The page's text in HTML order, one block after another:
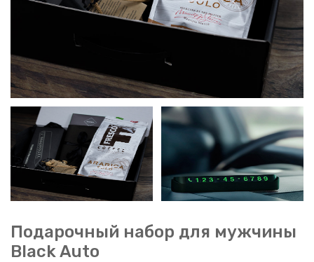
Подарочный набор для мужчины
Black Auto